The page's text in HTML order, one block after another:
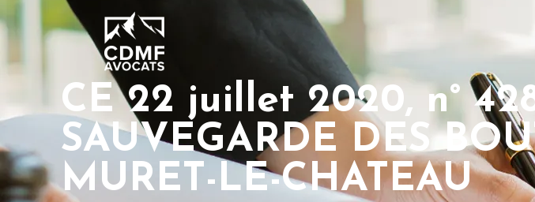
CE 22 juillet 2020, n°
SAUVEGARDE DES
MURET-LE-CHATEAU